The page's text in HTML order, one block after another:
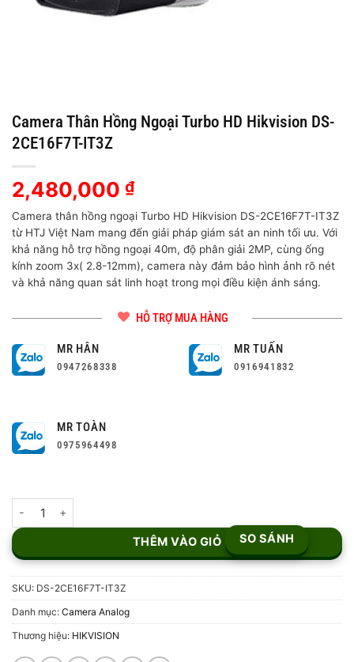
Camera Thân Hồng Ngoại Turbo HD Hikvision DS-
2CE16F7T-IT3Z
2,480,000 ₫
Camera thân hồng ngoại Turbo HD Hikvision DS-2CE16F7T-IT3Z
từ HTJ Việt Nam mang đến giải pháp giám sát an ninh tối ưu. Với
khả năng hỗ trợ hồng ngoại 40m, độ phân giải 2MP, cùng ống
kính zoom 3x( 2.8-12mm), camera này đảm bảo hình ảnh rõ nét
và khả năng quan sát linh hoạt trong mọi điều kiện ánh sáng.
HỖ TRỢ MUA HÀNG
MR HÂN
0947268338
MR TUẤN
0916941832
MR TOÀN
0975964498
THÊM VÀO GIỎ SO SÁNH
SKU: DS-2CE16F7T-IT3Z
Danh mục: Camera Analog
Thương hiệu: HIKVISION